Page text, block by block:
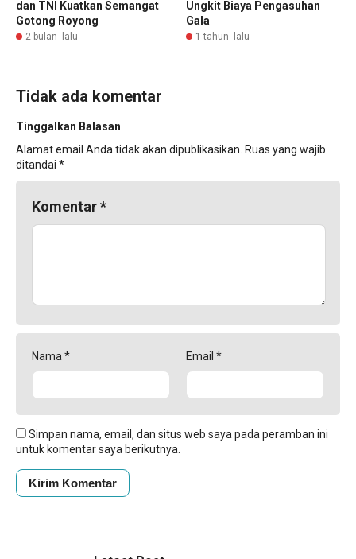
dan TNI Kuatkan Semangat
Gotong Royong
2 bulan lalu
Ungkit Biaya Pengasuhan
Gala
1 tahun lalu
Tidak ada komentar
Tinggalkan Balasan
Alamat email Anda tidak akan dipublikasikan. Ruas yang wajib
ditandai *
Komentar*
Nama * Email *
Simpan nama, email, dan situs web saya pada peramban ini
untuk komentar saya berikutnya.